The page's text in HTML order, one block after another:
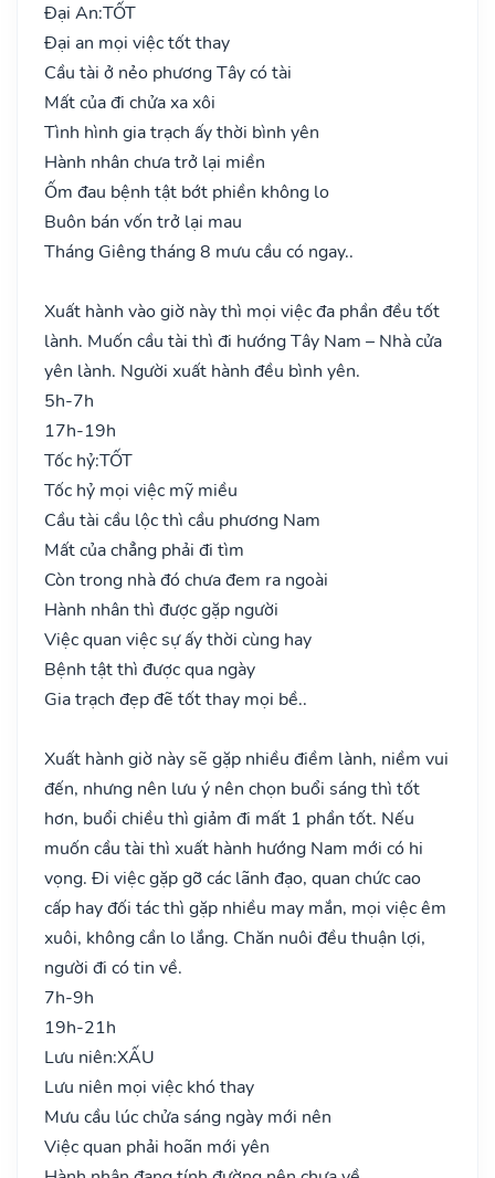
Đại An:TỐT
Đại an mọi việc tốt thay
Cầu tài ở nẻo phương Tây có tài
Mất của đi chửa xa xôi
Tình hình gia trạch ấy thời bình yên
Hành nhân chưa trở lại miền
Ốm đau bệnh tật bớt phiền không lo
Buôn bán vốn trở lại mau
Tháng Giêng tháng 8 mưu cầu có ngay..
Xuất hành vào giờ này thì mọi việc đa phần đều tốt
lành. Muốn cầu tài thì đi hướng Tây Nam – Nhà cửa
yên lành. Người xuất hành đều bình yên.
5h-7h
17h-19h
Tốc hỷ:TỐT
Tốc hỷ mọi việc mỹ miều
Cầu tài cầu lộc thì cầu phương Nam
Mất của chẳng phải đi tìm
Còn trong nhà đó chưa đem ra ngoài
Hành nhân thì được gặp người
Việc quan việc sự ấy thời cùng hay
Bệnh tật thì được qua ngày
Gia trạch đẹp đẽ tốt thay mọi bề..
Xuất hành giờ này sẽ gặp nhiều điềm lành, niềm vui
đến, nhưng nên lưu ý nên chọn buổi sáng thì tốt
hơn, buổi chiều thì giảm đi mất 1 phần tốt. Nếu
muốn cầu tài thì xuất hành hướng Nam mới có hi
vọng. Đi việc gặp gỡ các lãnh đạo, quan chức cao
cấp hay đối tác thì gặp nhiều may mắn, mọi việc êm
xuôi, không cần lo lắng. Chăn nuôi đều thuận lợi,
người đi có tin về.
7h-9h
19h-21h
Lưu niên:XẤU
Lưu niên mọi việc khó thay
Mưu cầu lúc chửa sáng ngày mới nên
Việc quan phải hoãn mới yên